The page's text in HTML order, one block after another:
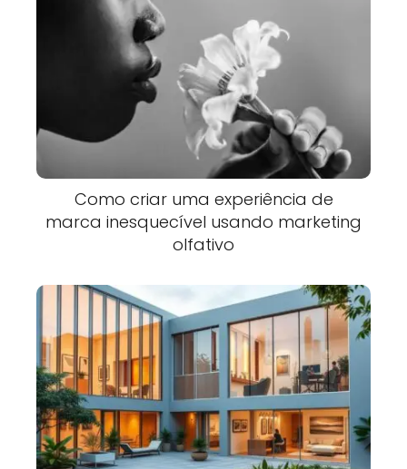
Como criar uma experiência de
marca inesquecível usando marketing
olfativo